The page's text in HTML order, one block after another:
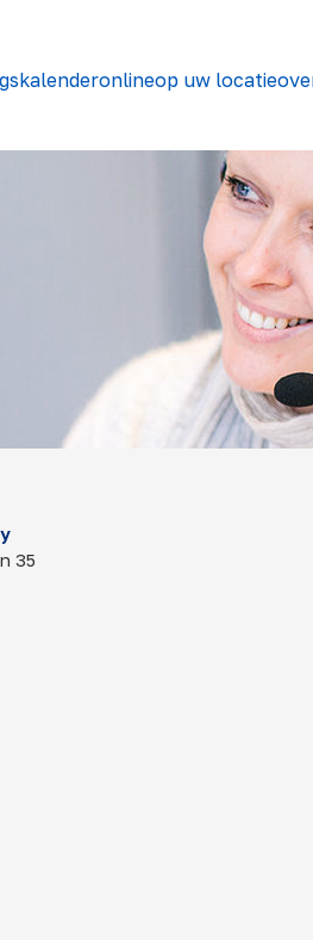
onlineop uw locatie
35